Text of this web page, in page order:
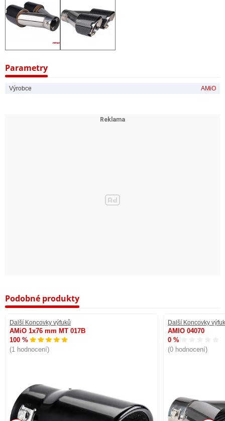
Parametry
Výrobce AMiO
Podobné produkty
Další Koncovky výfuků
AMiO 1x76 mm MT 017B
100 %
(1 hodnocení)
Další Koncovky
AMIO 04070
0 %
(0 hodnocení)